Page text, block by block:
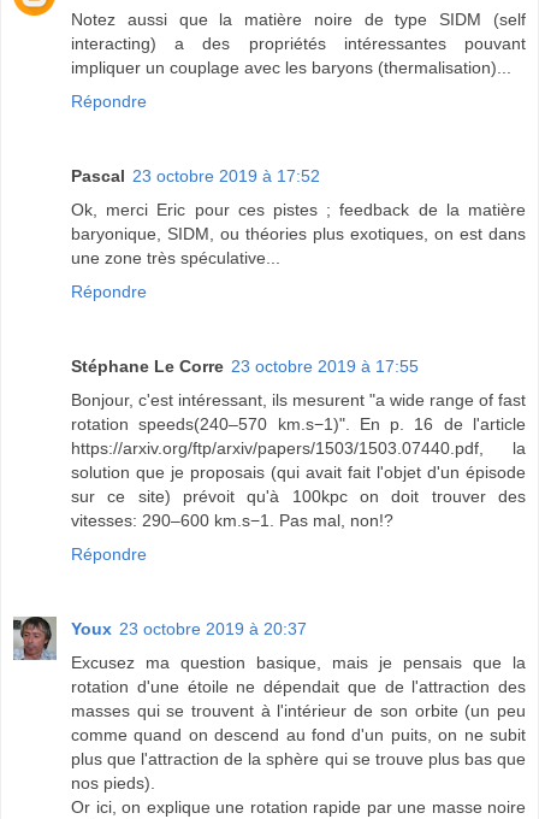
Notez aussi que la matière noire de type SIDM (self
interacting) a des propriétés intéressantes pouvant
impliquer un couplage avec les baryons (thermalisation)...
Répondre
Pascal 23 octobre 2019 à 17:52
Ok, merci Eric pour ces pistes ; feedback de la matière
baryonique, SIDM, ou théories plus exotiques, on est dans
une zone très spéculative...
Répondre
Stéphane Le Corre 23 octobre 2019 à 17:55
Bonjour, c'est intéressant, ils mesurent "a wide range of fast
rotation speeds(240–570 km.s−1)". En p. 16 de l'article
https://arxiv.org/ftp/arxiv/papers/1503/1503.07440.pdf, la
solution que je proposais (qui avait fait l'objet d'un épisode
sur ce site) prévoit qu'à 100kpc on doit trouver des
vitesses: 290–600 km.s−1. Pas mal, non!?
Répondre
Youx 23 octobre 2019 à 20:37
Excusez ma question basique, mais je pensais que la
rotation d'une étoile ne dépendait que de l'attraction des
masses qui se trouvent à l'intérieur de son orbite (un peu
comme quand on descend au fond d'un puits, on ne subit
plus que l'attraction de la sphère qui se trouve plus bas que
nos pieds).
Or ici, on explique une rotation rapide par une masse noire